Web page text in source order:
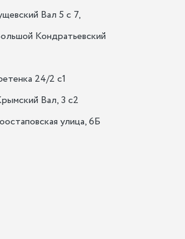
Вал 5 с 7,
Кондратьевский
24/2 с1
Вал, 3 с2
улица, 6Б